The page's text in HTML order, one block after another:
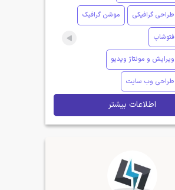
طراحی گرافیکی موشن گرافیک
فتوشاپ
ویرایش و مونتاژ ویدیو
طراحی وب سایت
اطلاعات بیشتر